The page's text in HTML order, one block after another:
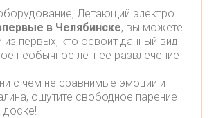
Летающий электро
в Челябинске, вы можете
из первых, кто освоит данный вид
необычное летнее развлечение
с чем не сравнимые эмоции и
ощутите свободное парение
доске!